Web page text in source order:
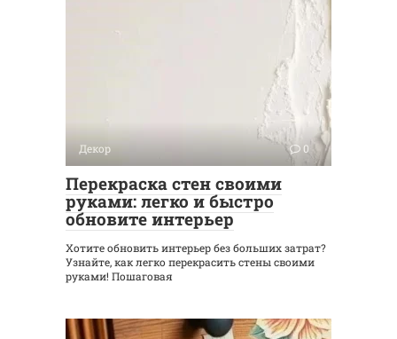
Декор 0
Перекраска стен своими
руками: легко и быстро
обновите интерьер
Хотите обновить интерьер без больших затрат?
Узнайте, как легко перекрасить стены своими
руками! Пошаговая